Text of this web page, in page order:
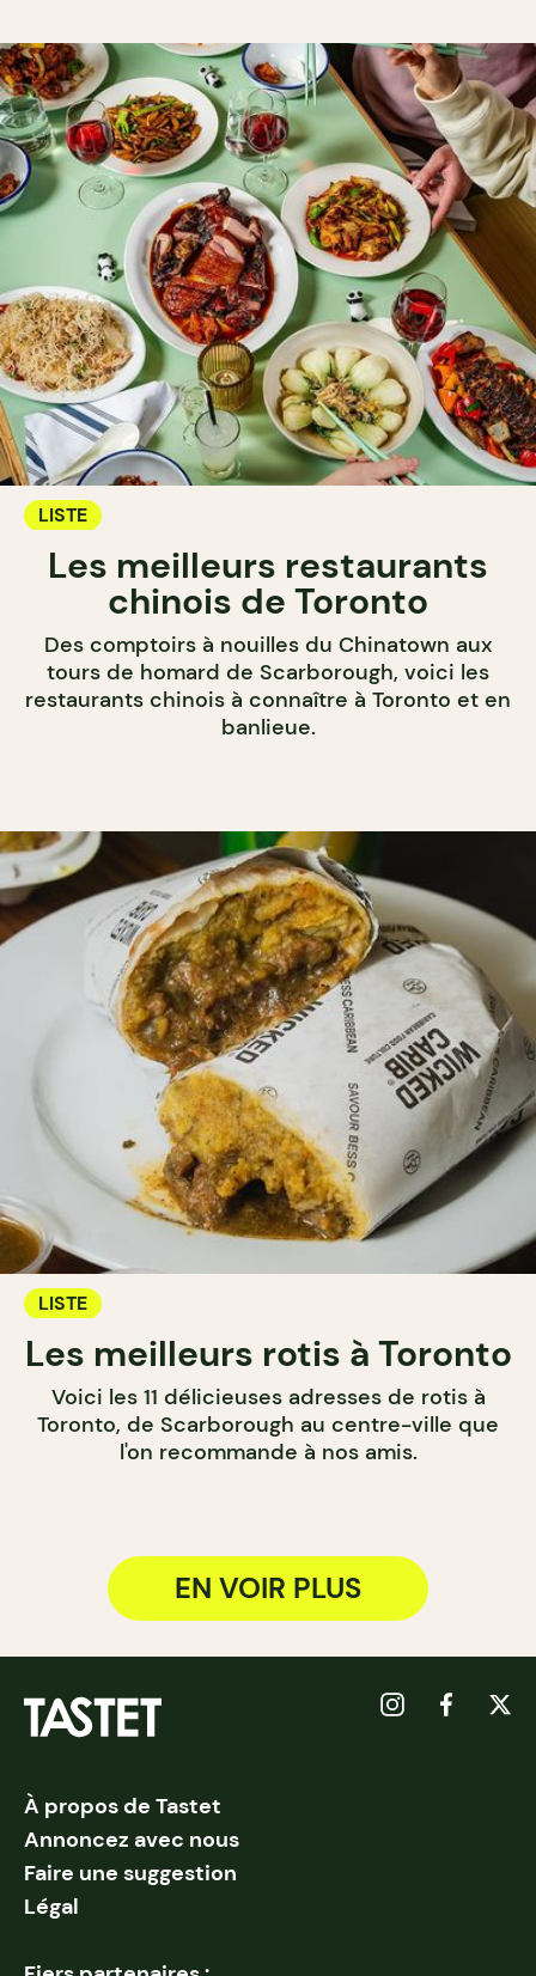
LISTE
Les meilleurs restaurants
chinois de Toronto
Des comptoirs à nouilles du Chinatown aux
tours de homard de Scarborough, voici les
restaurants chinois à connaître à Toronto et en
banlieue.
LISTE
Les meilleurs rotis à Toronto
Voici les 11 délicieuses adresses de rotis à
Toronto, de Scarborough au centre-ville que
l'on recommande à nos amis.
EN VOIR PLUS
À propos de Tastet
Annoncez avec nous
Faire une suggestion
Légal